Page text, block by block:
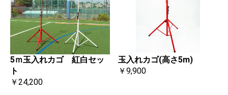
5ｍ玉入れカゴ 紅白セッ
ト
￥24,200
玉入れカゴ(高さ5m)
￥9,900